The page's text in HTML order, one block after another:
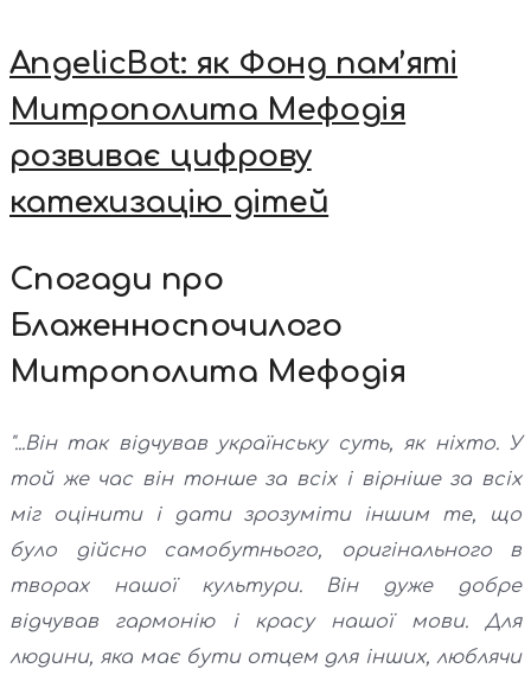
AngelicBot: як Фонд пам’яті
Митрополита Мефодія
розвиває цифрову
катехизацію дітей
Спогади про
Блаженноспочилого
Митрополита Мефодія
"...Він так відчував українську суть, як ніхто. У
той же час він тонше за всіх і вірніше за всіх
міг оцінити і дати зрозуміти іншим те, що
було дійсно самобутнього, оригінального в
творах нашої культури. Він дуже добре
відчував гармонію і красу нашої мови. Для
людини, яка має бути отцем для інших, люблячи